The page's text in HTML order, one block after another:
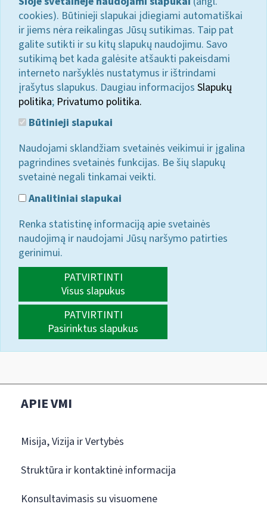
cookies). Būtinieji slapukai įdiegiami automatiškai
ir jiems nėra reikalingas Jūsų sutikimas. Taip pat
galite sutikti ir su kitų slapukų naudojimu. Savo
sutikimą bet kada galėsite atšaukti pakeisdami
interneto naršyklės nustatymus ir ištrindami
įrašytus slapukus. Daugiau informacijos Slapukų
politika; Privatumo politika.
Būtinieji slapukai
Naudojami sklandžiam svetainės veikimui ir įgalina
pagrindines svetainės funkcijas. Be šių slapukų
svetainė negali tinkamai veikti.
Analitiniai slapukai
Renka statistinę informaciją apie svetainės
naudojimą ir naudojami Jūsų naršymo patirties
gerinimui.
PATVIRTINTI
Visus slapukus
PATVIRTINTI
Pasirinktus slapukus
APIE VMI
Misija, Vizija ir Vertybės
Struktūra ir kontaktinė informacija
Konsultavimasis su visuomene